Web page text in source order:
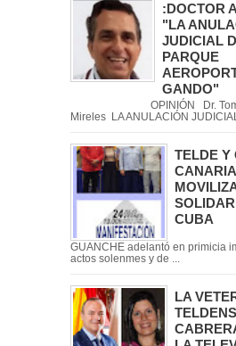
:DOCTOR
"LA
JUDICIAL
PARQUE
GANDO"
OPINIÓN Dr. Tomás
Mireles LA ANULACIÓN JUDICIAL
TELDE Y
CUBA
GUANCHE adelantó en primicia
actos solenmes y de ...
LA